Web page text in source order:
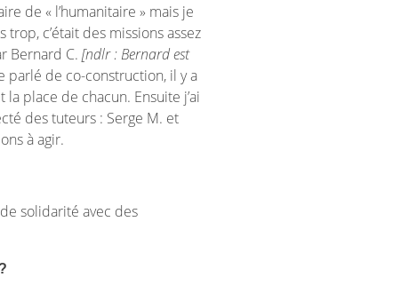
de « l’humanitaire » mais je
trop, c’était des missions assez
Bernard C. [ndlr : Bernard est
parlé de co-construction, il y a
place de chacun. Ensuite j’ai
des tuteurs : Serge M. et
à agir.
solidarité avec des